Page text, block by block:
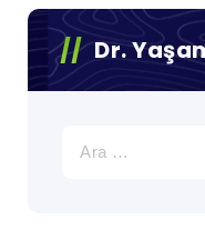
Dr.